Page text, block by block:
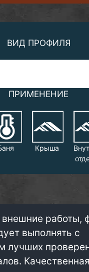
ВИД ПРОФИЛЯ
ПРИМЕНЕНИЕ
Крыша
внешние работы,
выполнять с
лучших
Качественная